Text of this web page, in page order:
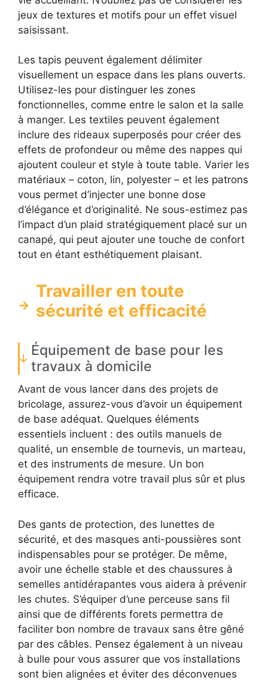
jeux de textures et motifs pour un effet visuel
saisissant.
Les tapis peuvent également délimiter
visuellement un espace dans les plans ouverts.
Utilisez-les pour distinguer les zones
fonctionnelles, comme entre le salon et la salle
à manger. Les textiles peuvent également
inclure des rideaux superposés pour créer des
effets de profondeur ou même des nappes qui
ajoutent couleur et style à toute table. Varier les
matériaux – coton, lin, polyester – et les patrons
vous permet d’injecter une bonne dose
d’élégance et d’originalité. Ne sous-estimez pas
l’impact d’un plaid stratégiquement placé sur un
canapé, qui peut ajouter une touche de confort
tout en étant esthétiquement plaisant.
Travailler en toute
sécurité et efficacité
Équipement de base pour les
travaux à domicile
Avant de vous lancer dans des projets de
bricolage, assurez-vous d’avoir un équipement
de base adéquat. Quelques éléments
essentiels incluent : des outils manuels de
qualité, un ensemble de tournevis, un marteau,
et des instruments de mesure. Un bon
équipement rendra votre travail plus sûr et plus
efficace.
Des gants de protection, des lunettes de
sécurité, et des masques anti-poussières sont
indispensables pour se protéger. De même,
avoir une échelle stable et des chaussures à
semelles antidérapantes vous aidera à prévenir
les chutes. S’équiper d’une perceuse sans fil
ainsi que de différents forets permettra de
faciliter bon nombre de travaux sans être gêné
par des câbles. Pensez également à un niveau
à bulle pour vous assurer que vos installations
sont bien alignées et éviter des déconvenues